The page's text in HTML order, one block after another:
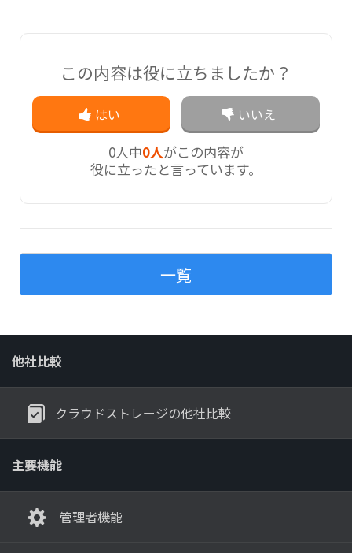
この内容は役に立ちましたか？
はい いいえ
0人中0人がこの内容が
役に立ったと言っています。
一覧
他社比較
クラウドストレージの他社比較
主要機能
管理者機能